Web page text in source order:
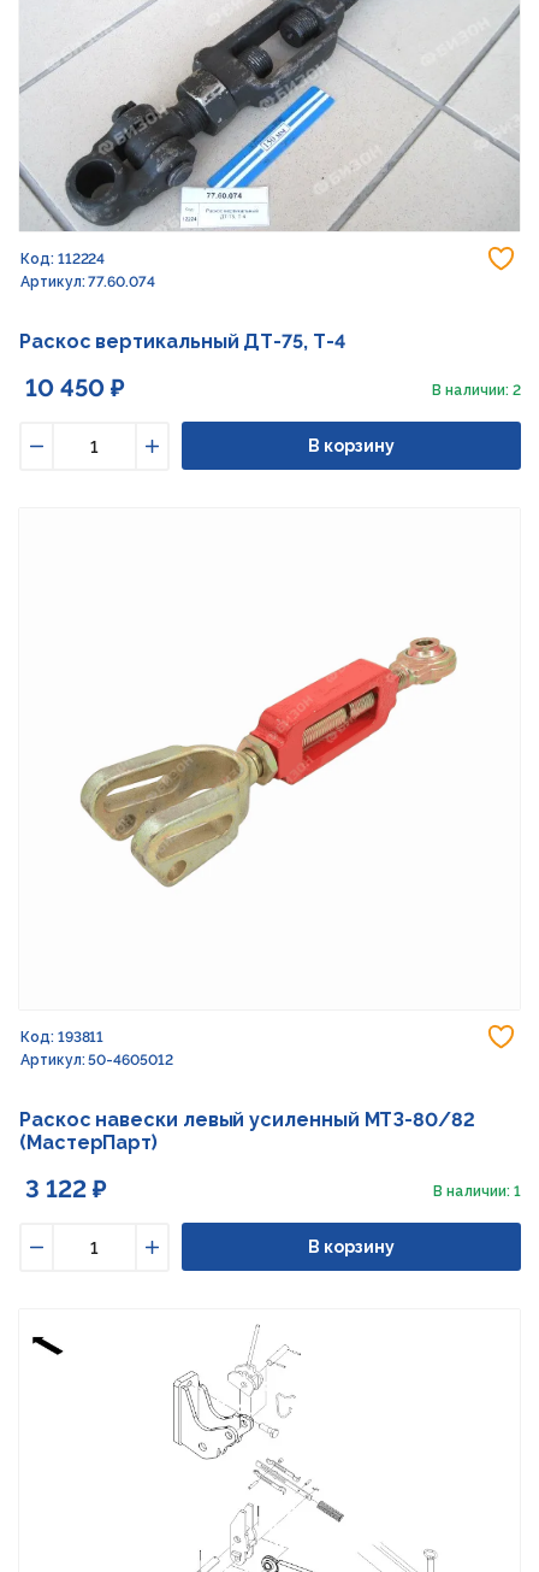
Код: 112224
Артикул: 77.60.074
Раскос вертикальный ДТ-75, Т-4
10 450 ₽ В наличии: 2
Увеличить
В корзину
Код: 193811
Артикул: 50-4605012
Раскос навески левый усиленный МТЗ-80/82
(МастерПарт)
3 122 ₽ В наличии: 1
Увеличить
В корзину